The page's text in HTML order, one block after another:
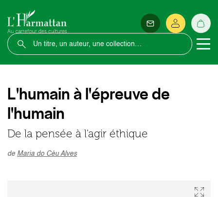
L'humain à l'épreuve de
l'humain
De la pensée à l'agir éthique
de Maria do Céu Alves